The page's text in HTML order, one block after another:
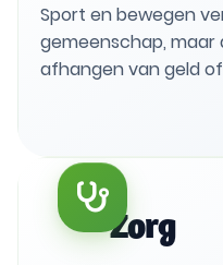
Sport en bewegen
gemeenschap, maar
afhangen van geld
voor toegankelijke
krijgen praktische
verenigingscoach en
Zorg